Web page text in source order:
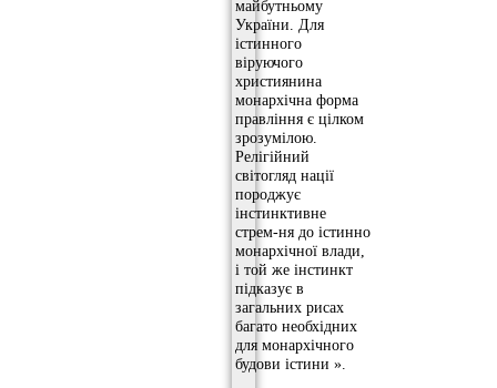
майбутньому
України. Для
істинного
віруючого
християнина
монархічна форма
правління є цілком
зрозумілою.
Релігійний
світогляд нації
породжує
інстинктивне
стрем-ня до істинно
монархічної влади,
і той же інстинкт
підказує в
загальних рисах
багато необхідних
для монархічного
будови істини ».